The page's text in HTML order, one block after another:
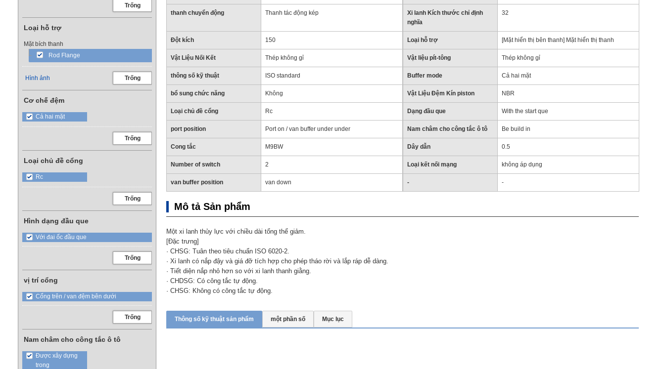
Trống
Loại hỗ trợ
Mặt bích thanh
Rod Flange
Hình ảnh Trống
Cơ chế đệm
Cả hai mặt
Trống
Loại chủ đề cổng
Rc
Trống
Hình dạng đầu que
Với đai ốc đầu que
Trống
vị trí cổng
Cổng trên / van đệm bên dưới
Trống
Nam châm cho công tắc ô tô
Được xây dựng
trong
thanh chuyển động Thanh tác động kép
Xi lanh Kích thước chỉ định
nghĩa
32
Đột kích 150 Loại hỗ trợ [Mặt hiển thị bên thanh] Mặt hiển thị thanh
Vật Liệu Nối Kết Thép không gỉ Vật liệu pít-tông Thép không gỉ
thông số kỹ thuật ISO standard Buffer mode Cả hai mặt
bổ sung chức năng Không Vật Liệu Đệm Kín piston NBR
Loại chủ đề cổng Rc Dạng đầu que With the start que
port position Port on / van buffer under under Nam châm cho công tắc ô tô Be build in
Cong tắc M9BW Dây dẫn 0.5
Number of switch 2 Loại kết nối mạng không áp dụng
van buffer position van down - -
Mô tả Sản phẩm
Một xi lanh thủy lực với chiều dài tổng thể giảm.
[Đặc trưng]
· CHSG: Tuân theo tiêu chuẩn ISO 6020-2.
· Xi lanh có nắp đậy và giá đỡ tích hợp cho phép tháo rời và lắp ráp dễ dàng.
· Tiết diện nắp nhỏ hơn so với xi lanh thanh giằng.
· CHDSG: Có công tắc tự động.
· CHSG: Không có công tắc tự động.
Thông số kỹ thuật sản phẩm một phần số Mục lục